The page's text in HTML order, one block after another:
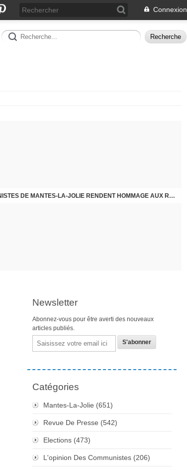
Connexion
8 MAI 2026, LES COMMUNISTES DE MANTES-LA-JOLIE RENDENT HOMMAGE AUX RÉSISTANTS.
DIMANCHE DERNIER. COMPRENDRE POUR AGIR
Newsletter
Abonnez-vous pour être averti des nouveaux
articles publiés.
Email
Catégories
Mantes-La-Jolie (651)
Revue De Presse (542)
Elections (473)
L'opinion Des Communistes (206)